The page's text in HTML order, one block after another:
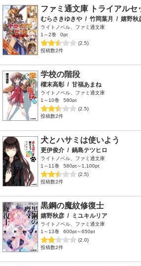
ファミ通文庫 トライアルセ
むらさきゆきや / 竹岡葉月 / 嬉野秋
ライトノベル、ファミ通文庫
1～2巻
0pt
(2.5)
投稿数2件
学校の階段
櫂末高彰 / 甘福あまね
ライトノベル、ファミ通文庫
1～10巻
580pt
(2.5)
投稿数2件
犬とハサミは使いよう
更伊俊介 / 鍋島テツヒロ
ライトノベル、ファミ通文庫
1～11巻
580pt～1,100pt
(2.5)
投稿数2件
黒鋼の魔紋修復士
嬉野秋彦 / ミユキルリア
ライトノベル、ファミ通文庫
1～13巻
600pt～650pt
(2.0)
投稿数2件